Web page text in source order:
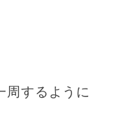
周するように